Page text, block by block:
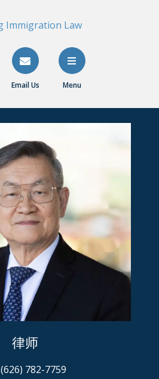
Email Us Menu
律师
(626) 782-7759